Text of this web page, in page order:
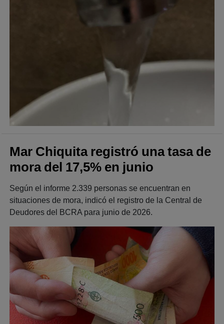
Mar Chiquita registró una tasa de
mora del 17,5% en junio
Según el informe 2.339 personas se encuentran en
situaciones de mora, indicó el registro de la Central de
Deudores del BCRA para junio de 2026.